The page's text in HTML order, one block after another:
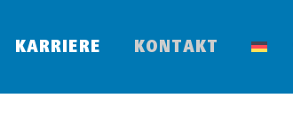
KARRIERE KONTAKT